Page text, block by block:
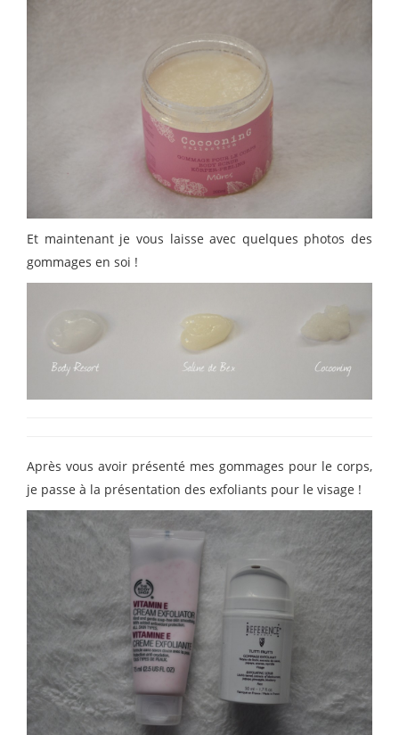
Et maintenant je vous laisse avec quelques photos des
gommages en soi !
Après vous avoir présenté mes gommages pour le corps,
je passe à la présentation des exfoliants pour le visage !